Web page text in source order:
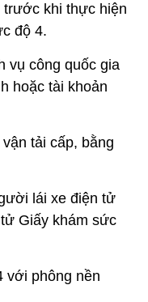
trước khi thực hiện
độ 4.
vụ công quốc gia
hoặc tài khoản
tải cấp, bằng
lái xe điện tử
Giấy khám sức
với phông nền